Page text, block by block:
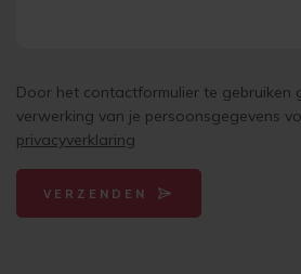
Door het contactformulier te gebruiken
verwerking van je persoonsgegevens
privacyverklaring
VERZENDEN